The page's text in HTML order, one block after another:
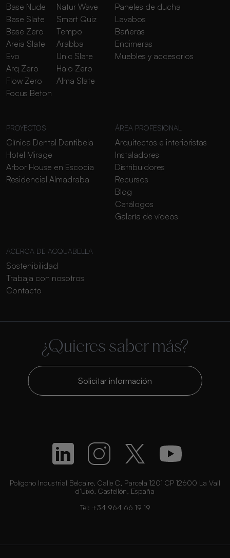
Base Nude
Base Slate
Base Zero
Areia Slate
Evo
Arq Zero
Flow Zero
Focus Beton
Natur Wave
Smart Quiz
Tempo
Arabba
Unic Slate
Halo Zero
Alma Slate
Paneles de ducha
Lavabos
Bañeras
Encimeras
Muebles y accesorios
PROYECTOS
Clínica Dental Dentibela
Hotel Mirage
Arbor House en Escocia
Residencial Almadraba
ÁREA PROFESIONAL
Arquitectos e interioristas
Instaladores
Distribuidores
Recursos
Blog
Catálogos
Galería de vídeos
ACERCA DE ACQUABELLA
Sostenibilidad
Trabaja con nosotros
Contacto
¿Quieres saber más?
Solicitar información
Polígono Industrial Belcaire. Calle C, Parcela 1201 CP 12600 La Vall
d’Uixó, Castellón, España
Tel: +34 964 66 19 19